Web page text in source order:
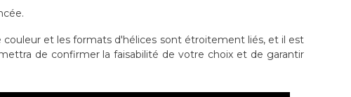
et les formats d'hélices sont étroitement liés, et il est
de confirmer la faisabilité de votre choix et de garantir